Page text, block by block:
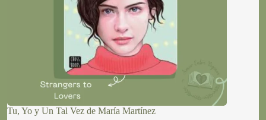
Tu, Yo y Un Tal Vez de María Martínez